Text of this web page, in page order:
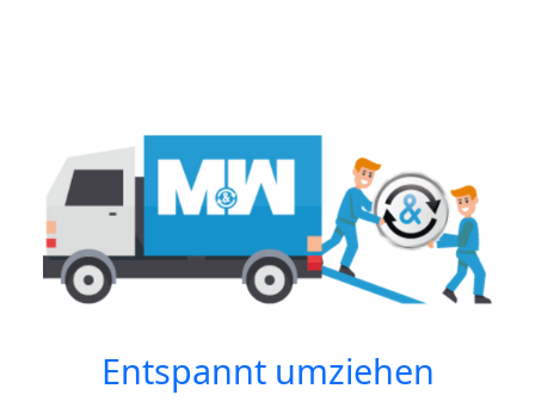
Entspannt umziehen